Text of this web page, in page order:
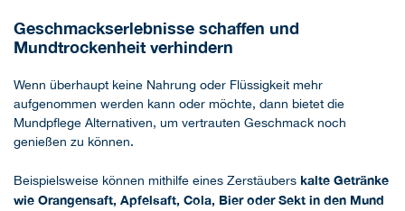
Geschmackserlebnisse schaffen und
Mundtrockenheit verhindern
Wenn überhaupt keine Nahrung oder Flüssigkeit mehr
aufgenommen werden kann oder möchte, dann bietet die
Mundpflege Alternativen, um vertrauten Geschmack noch
genießen zu können.
Beispielsweise können mithilfe eines Zerstäubers kalte Getränke
wie Orangensaft, Apfelsaft, Cola, Bier oder Sekt in den Mund